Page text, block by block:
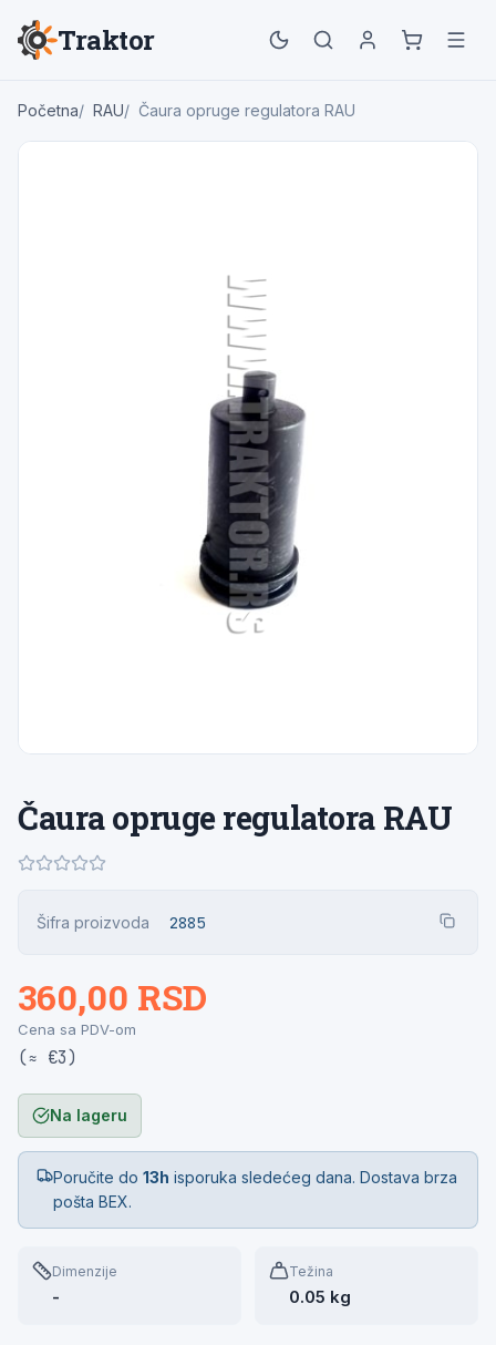
Traktor
Početna RAU Čaura opruge regulatora RAU
Čaura opruge regulatora RAU
Šifra proizvoda 2885
360,00 RSD
Cena sa PDV-om
(≈ €3)
Na lageru
Poručite do13h isporuka sledećeg dana. Dostava brza
pošta BEX.
Dimenzije
-
Težina
0.05 kg